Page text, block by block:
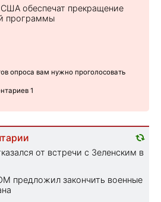
обеспечат прекращение
программы
опроса вам нужно проголосовать
1
от встречи с Зеленским в
предложил закончить военные